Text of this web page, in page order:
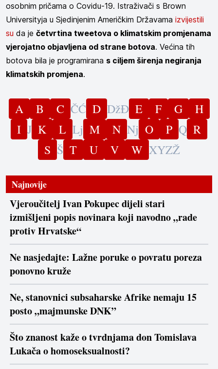
osobnim pričama o Covidu-19. Istraživači s Brown
Universityja u Sjedinjenim Američkim Državama izvijestili
su da je četvrtina tweetova o klimatskim promjenama
vjerojatno objavljena od strane botova. Većina tih
botova bila je programirana s ciljem širenja negiranja
klimatskih promjena.
A B C ČĆ D DžĐ E F G
H
I J K L Lj M N Nj O P Q R
S Š T U V W XYZŽ
Najnovije
Vjeroučitelj Ivan Pokupec dijeli stari
izmišljeni popis novinara koji navodno „rade
protiv Hrvatske“
Ne nasjedajte: Lažne poruke o povratu poreza
ponovno kruže
Ne, stanovnici subsaharske Afrike nemaju 15
posto „majmunske DNK”
Što znanost kaže o tvrdnjama don Tomislava
Lukača o homoseksualnosti?